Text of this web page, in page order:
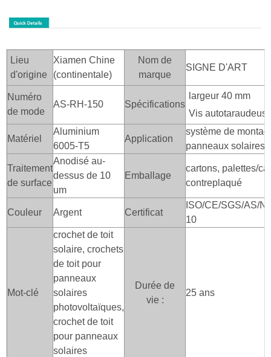
Lieu
d'origine
Xiamen Chine
(continentale)
Nom de
marque
SIGNE D'ART
Numéro
de mode
AS-RH-150 Spécifications
largeur 40 mm
Vis
Matériel
Aluminium
6005-T5
Application
système de
panneaux solaires
Traitement
de surface
Anodisé au-
dessus de 10
um
Emballage
cartons, palettes/
contreplaqué
Couleur Argent Certificat
ISO/CE/SGS/AS/
10
Mot-clé
crochet de toit
solaire, crochets
de toit pour
panneaux
solaires
photovoltaïques,
crochet de toit
pour panneaux
solaires
Durée de
vie :
25 ans